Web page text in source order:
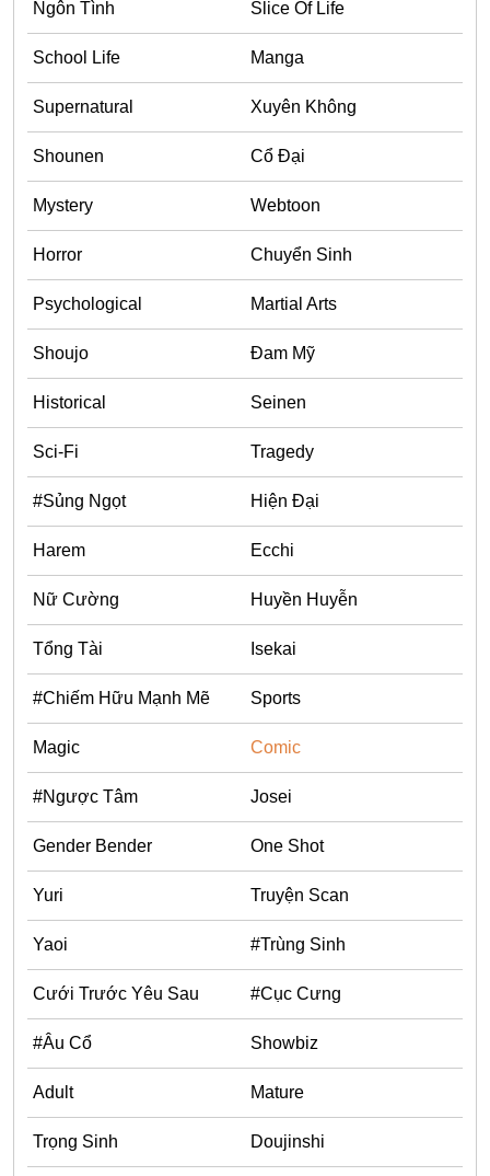
Ngôn Tình Slice Of Life
School Life Manga
Supernatural Xuyên Không
Shounen Cổ Đại
Mystery Webtoon
Horror Chuyển Sinh
Psychological Martial Arts
Shoujo Đam Mỹ
Historical Seinen
Sci-Fi Tragedy
#Sủng Ngọt Hiện Đại
Harem Ecchi
Nữ Cường Huyền Huyễn
Tổng Tài Isekai
#Chiếm Hữu Mạnh Mẽ Sports
Magic Comic
#Ngược Tâm Josei
Gender Bender One Shot
Yuri Truyện Scan
Yaoi #Trùng Sinh
Cưới Trước Yêu Sau #Cục Cưng
#Âu Cổ Showbiz
Adult Mature
Trọng Sinh Doujinshi